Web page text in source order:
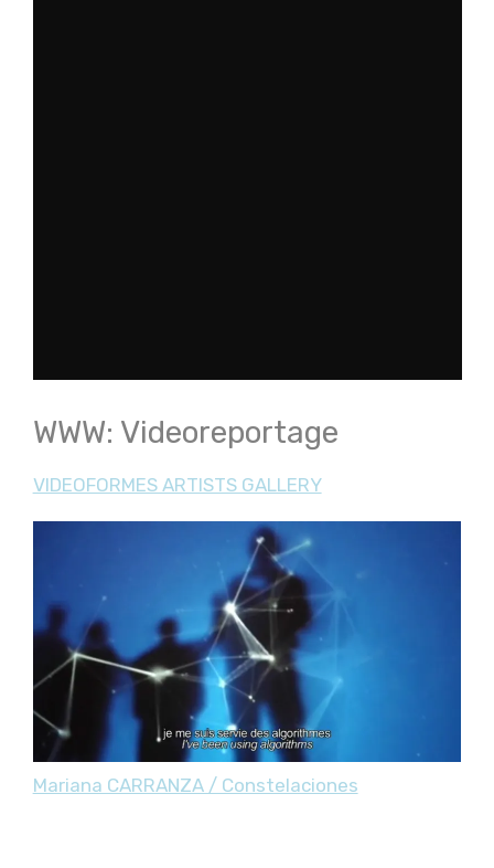
WWW: Videoreportage
VIDEOFORMES ARTISTS GALLERY
Mariana CARRANZA / Constelaciones